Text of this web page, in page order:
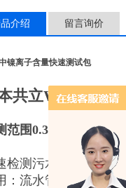
介绍 留言询价
镍离子含量快速测试包
共立WAK-Ni镍
范围0.3-10mg/l
检测污水中镍离子含量
：流水管理，废水排